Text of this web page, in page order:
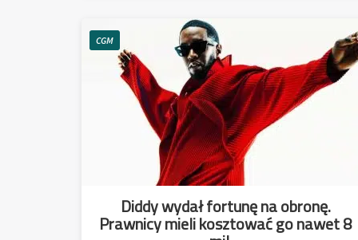
CGM
Diddy wydał fortunę na obronę.
Prawnicy mieli kosztować go nawet 8